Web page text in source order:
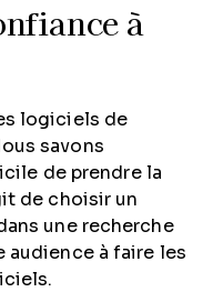
à
logiciels de
savons
de prendre la
de choisir un
une recherche
audience à faire les